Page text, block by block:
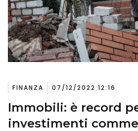
FINANZA 07/12/2022 12:16
Immobili: è record
investimenti